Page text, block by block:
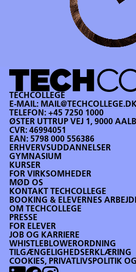
TECHCOLLEGE
E-MAIL:
TELEFON:+45 7250 1000
ØSTER UTTRUP VEJ 1, 9000
CVR: 46994051
EAN: 5798 000 556386
ERHVERVSUDDANNELSER
GYMNASIUM
KURSER
FOR VIRKSOMHEDER
MØD OS
KONTAKT TECHCOLLEGE
BOOKING & ELEVERNES
OM TECHCOLLEGE
PRESSE
FOR ELEVER
JOB OG KARRIERE
WHISTLEBLOWERORDNING
TILGÆNGELIGHEDSERKLÆRING
COOKIES, PRIVATLIVSPOLITIK